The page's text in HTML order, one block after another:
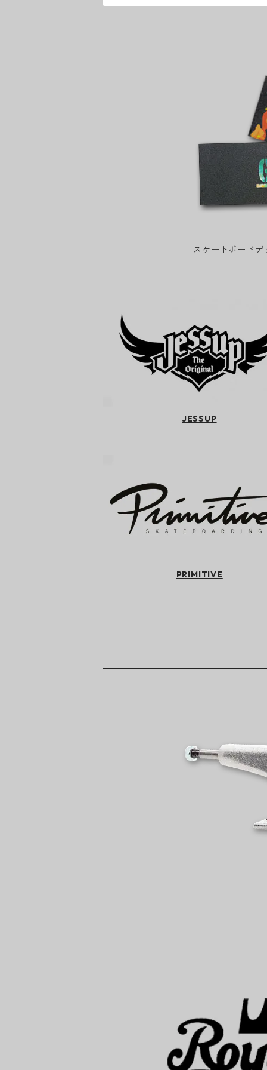
スケートボード
JESSUP
PRIMITIVE